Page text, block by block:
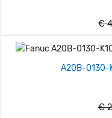
€
A20B-0130-
€